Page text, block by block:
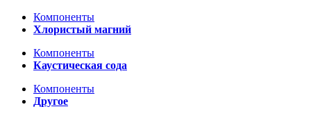
Компоненты
Хлористый магний
Компоненты
Каустическая сода
Компоненты
Другое